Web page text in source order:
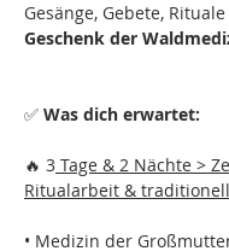
Gesänge, Gebete,
Geschenk der
✅ Was dich erwartet:
🔥 3 Tage & 2 Nächte >
Ritualarbeit &
• Medizin der